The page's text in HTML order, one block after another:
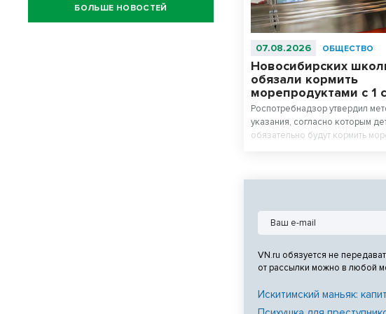
07.08.2026 ОБЩЕСТВО
Новосибирских
обязали кормить
морепродуктами с 1
Роспотребнадзор утвердил
указания, согласно которым
обязательно будут кормить
VN.ru обязуется не
от рассылки можно в любой
Искитимский маньяк:
БОЛЬШЕ НОВОСТЕЙ